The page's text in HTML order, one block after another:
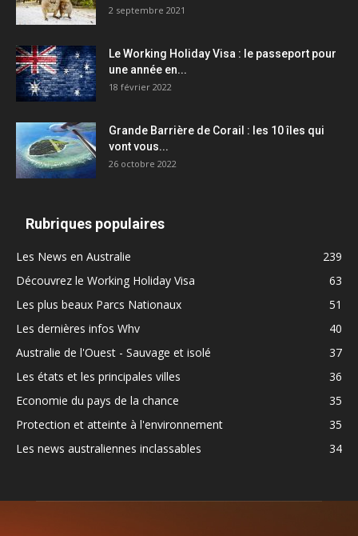
2 septembre 2021
Le Working Holiday Visa : le passeport pour
une année en...
18 février 2022
Grande Barrière de Corail : les 10 îles qui
vont vous...
26 octobre 2022
Rubriques populaires
Les News en Australie
239
Découvrez le Working Holiday Visa
63
Les plus beaux Parcs Nationaux
51
Les dernières infos Whv
40
Australie de l'Ouest - Sauvage et isolé
37
Les états et les principales villes
36
Economie du pays de la chance
35
Protection et atteinte à l'environnement
35
Les news australiennes inclassables
34